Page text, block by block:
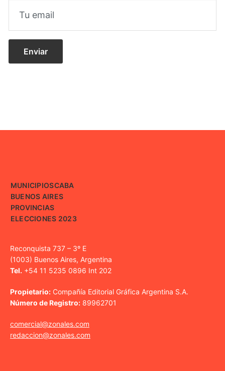
MUNICIPIOSCABA
BUENOS AIRES
PROVINCIAS
ELECCIONES 2023
Reconquista 737 – 3º E
(1003) Buenos Aires, Argentina
Tel. +54 11 5235 0896 Int 202
Propietario: Compañía Editorial Gráfica Argentina S.A.
Número de Registro: 89962701
comercial@zonales.com
redaccion@zonales.com